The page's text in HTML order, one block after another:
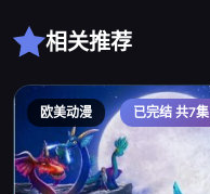
相关推荐
欧美动漫 已完结 共7集